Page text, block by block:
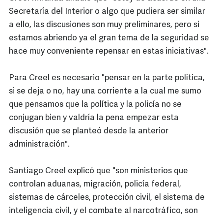
Secretaría del Interior o algo que pudiera ser similar
a ello, las discusiones son muy preliminares, pero si
estamos abriendo ya el gran tema de la seguridad se
hace muy conveniente repensar en estas iniciativas".
Para Creel es necesario "pensar en la parte política,
si se deja o no, hay una corriente a la cual me sumo
que pensamos que la política y la policía no se
conjugan bien y valdría la pena empezar esta
discusión que se planteó desde la anterior
administración".
Santiago Creel explicó que "son ministerios que
controlan aduanas, migración, policía federal,
sistemas de cárceles, protección civil, el sistema de
inteligencia civil, y el combate al narcotráfico, son